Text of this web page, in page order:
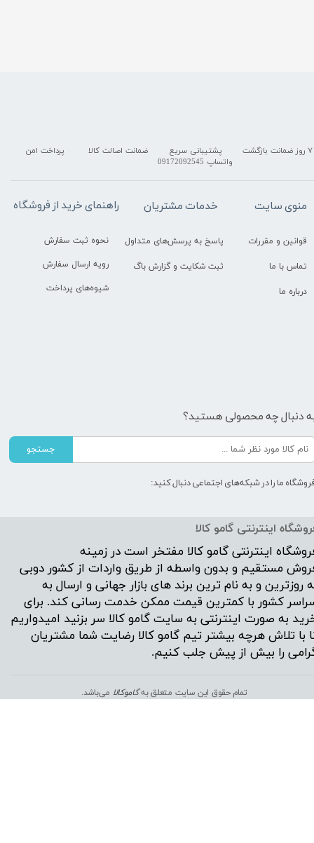
اینترنتی گامو کالا
اینترنتی گامو کالا مفتخر است در زمینه
مستقیم و بدون واسطه از طریق واردات از کشور دوبی
روزترین و به نام ترین برند های بازار جهانی و ارسال به
کشور با کمترین قیمت ممکن خدمت رسانی کند. برای
به صورت اینترنتی به سایت گامو کالا سر بزنید امیدواریم
با تلاش هرچه بیشتر تیم گامو کالا رضایت شما مشتریان
را بیش از پیش جلب کنیم.
تمام حقوق این سایت متعلق بهگاموکالا می‌باشد.
پشتیبانی سریع
واتساپ 09172092545
پرداخت امن ۷ روز ضمانت بازگشت ضمانت اصالت کالا
راهنمای خرید از فروشگاه
نحوه ثبت سفارش
رویه ارسال سفارش
شیوه‌های پرداخت
خدمات مشتریان
پاسخ به پرسش‌های متداول
ثبت شکایت و گزارش باگ
منوی سایت
قوانین و مقررات
تماس با ما
درباره ما
دنبال چه محصولی هستید؟
جستجو
ما را در شبکه‌های اجتماعی دنبال کنید: